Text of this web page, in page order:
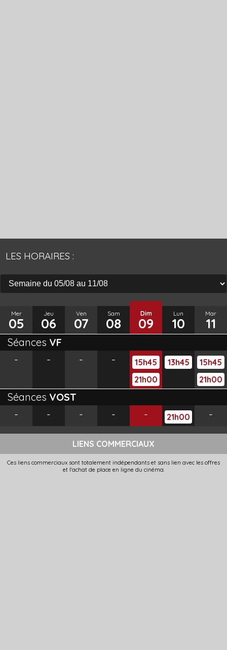
LES HORAIRES :
Mer
05
Jeu
06
Ven
07
Sam
08
Dim
09
Lun
10
Mar
11
Séances VF
-
- - -
15h45
21h00
13h45
15h45
21h00
Séances VOST
-
- - - - 21h00 -
LIENS COMMERCIAUX
Ces liens commerciaux sont totalement indépendants et sans lien avec les offres
et l'achat de place en ligne du cinéma.